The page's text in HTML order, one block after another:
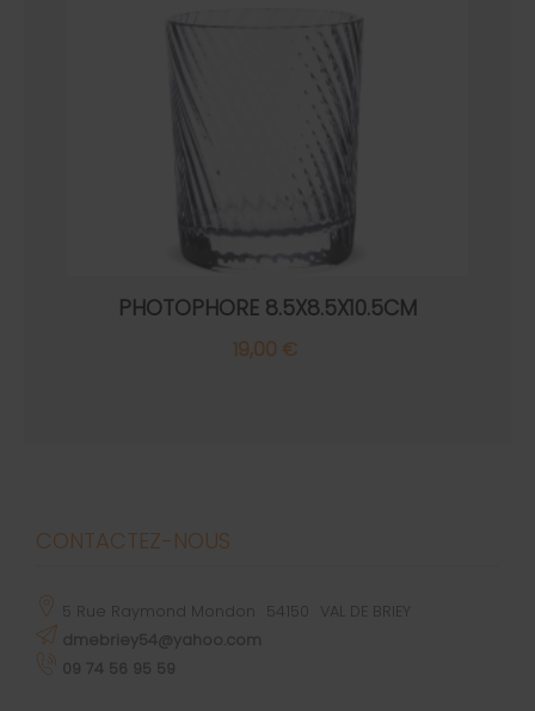
PHOTOPHORE 8.5X8.5X10.5CM
19,00 €
CONTACTEZ-NOUS
5 Rue Raymond Mondon 54150
VAL DE BRIEY
dmebriey54@yahoo.com
09 74 56 95 59